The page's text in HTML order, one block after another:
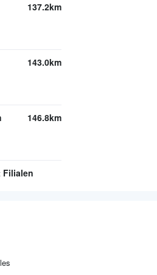
137.2km
143.0km
146.8km
Filialen